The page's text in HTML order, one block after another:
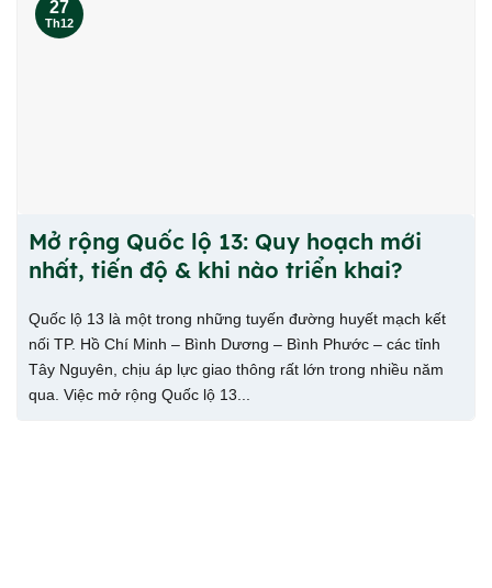
Mở rộng Quốc lộ 13: Quy hoạch mới
nhất, tiến độ & khi nào triển khai?
Quốc lộ 13 là một trong những tuyến đường huyết mạch kết
nối TP. Hồ Chí Minh – Bình Dương – Bình Phước – các tỉnh
Tây Nguyên, chịu áp lực giao thông rất lớn trong nhiều năm
qua. Việc mở rộng Quốc lộ 13...
27
Th12